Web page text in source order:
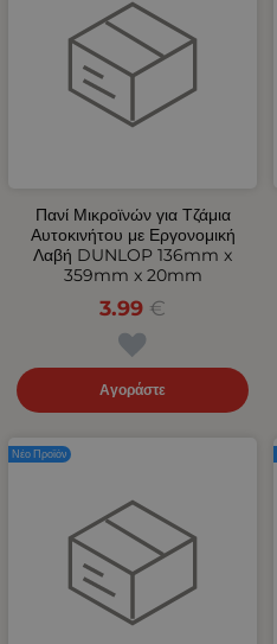
Πανί Μικροϊνών για Τζάμια
Αυτοκινήτου με Εργονομική
Λαβή DUNLOP 136mm x
359mm x 20mm
3.99 €
Αγοράστε
Νέο Προϊόν